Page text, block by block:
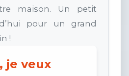
maison. Un petit
pour un grand
!
je veux